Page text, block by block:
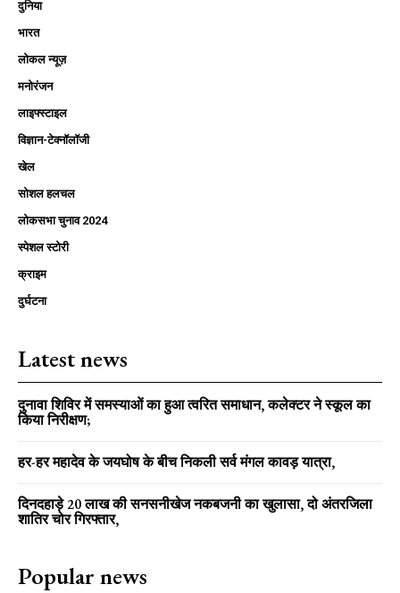
दुनिया
भारत
लोकल न्यूज़
मनोरंजन
लाइफ्स्टाइल
विज्ञान-टेक्नॉलॉजी
खेल
सोशल हलचल
लोकसभा चुनाव 2024
स्पेशल स्टोरी
क्राइम
दुर्घटना
Latest news
दुनावा शिविर में समस्याओं का हुआ त्वरित समाधान, कलेक्टर ने स्कूल का
किया निरीक्षण;
हर-हर महादेव के जयघोष के बीच निकली सर्व मंगल कावड़ यात्रा,
दिनदहाड़े 20 लाख की सनसनीखेज नकबजनी का खुलासा, दो अंतरजिला
शातिर चोर गिरफ्तार,
Popular news